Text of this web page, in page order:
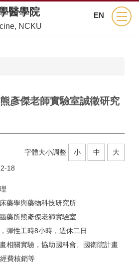
EN
醫學院
NCKU
熊彥傑老師實驗室誠徵研究
字體大小調整 小 中
大
18
藥學與藥物科技研究所
藥所熊彥傑老師實驗室
彈性工時8小時，週休二日
相關實驗，協助國科會、國衛院計畫
費核銷等